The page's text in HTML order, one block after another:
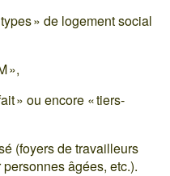
» de logement social
»,
» ou encore « tiers-
(foyers de travailleurs
âgées, etc.).